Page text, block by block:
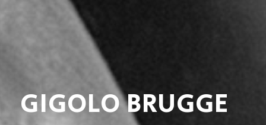
GIGOLO BRUGGE